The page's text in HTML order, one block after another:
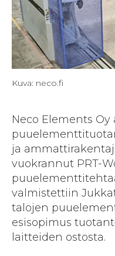
Kuva: neco.fi
Neco Elements Oy
ja
vuokrannut PRT-
valmistettiin
talojen
esisopimus
laitteiden ostosta.